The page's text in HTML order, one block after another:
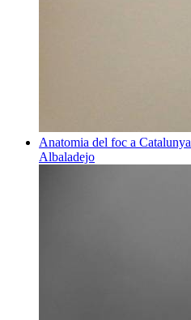
Anatomia del foc a Catalunya
Albaladejo